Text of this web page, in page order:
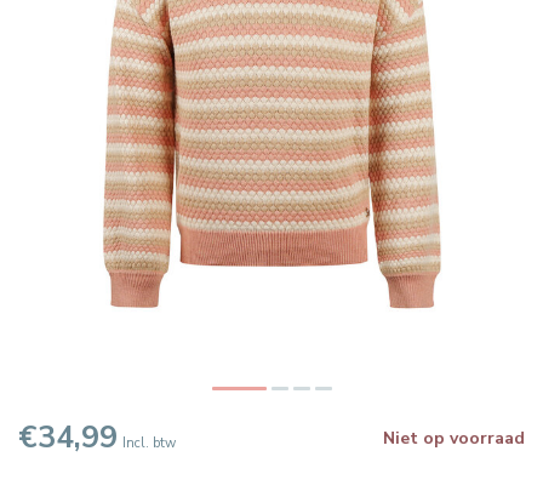
€34,99 Incl. btw Niet op voorraad